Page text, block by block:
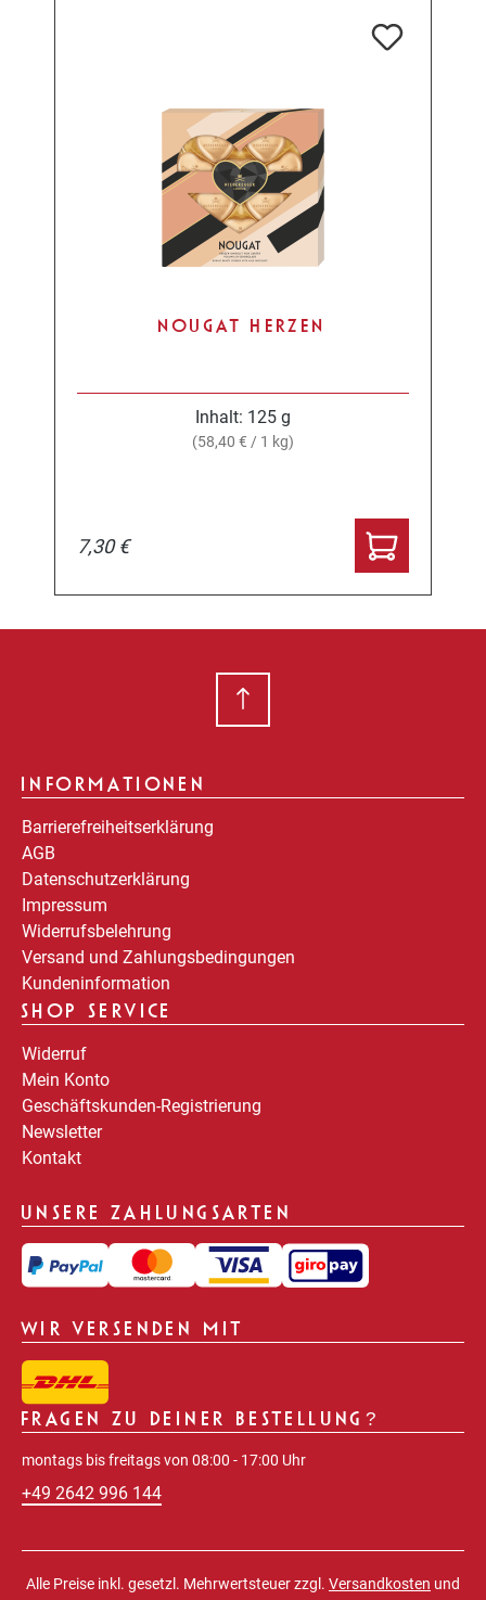
NOUGAT HERZEN
Inhalt: 125 g
(58,40 € / 1 kg)
7,30 €
INFORMATIONEN
Barrierefreiheitserklärung
AGB
Datenschutzerklärung
Impressum
Widerrufsbelehrung
Versand und Zahlungsbedingungen
Kundeninformation
SHOP SERVICE
Widerruf
Mein Konto
Geschäftskunden-Registrierung
Newsletter
Kontakt
UNSERE ZAHLUNGSARTEN
WIR VERSENDEN MIT
FRAGEN ZU DEINER BESTELLUNG?
montags bis freitags von 08:00 - 17:00 Uhr
+49 2642 996 144
Alle Preise inkl. gesetzl. Mehrwertsteuer zzgl. Versandkosten und